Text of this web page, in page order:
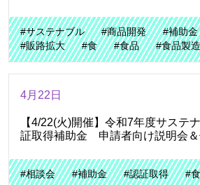
#サステナブル #商品開発 #補助金
#販路拡大
#食 #食品 #食品製造
4月22日
【4/22(火)開催】令和7年度サステ
証取得補助金 申請者向け説明会＆
#相談会 #補助金 #認証取得 #食